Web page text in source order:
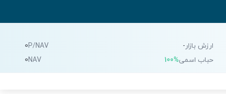
ارزش بازار-
حباب اسمی100%
P/NAV
0
NAV
0